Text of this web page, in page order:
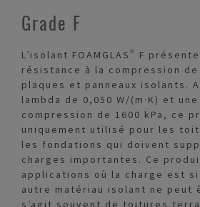
Grade F
L’isolant FOAMGLAS® F
résistance à la compression
plaques et panneaux isolants.
lambda de 0,050 W/(m·K) et
compression de 1600 kPa, ce
uniquement utilisé pour les
les fondations qui doivent
charges importantes. Ce
applications où la charge est si
autre matériau isolant ne peut
s’agit souvent de toitures